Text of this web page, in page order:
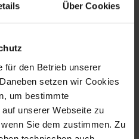
Über Cookies
für den Betrieb unserer
setzen wir Cookies
um bestimmte
unserer Webseite zu
Sie dem zustimmen. Zu
Korpusse mit
Optik.Graues
und
Metallgriffe